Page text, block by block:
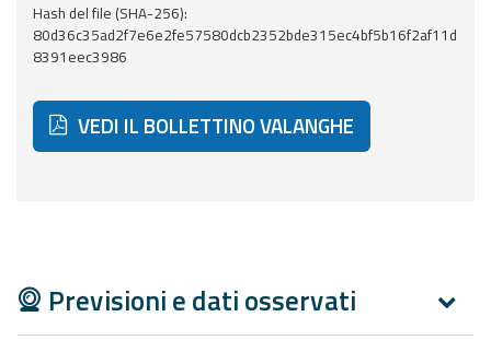
Strumenti
Operativi
Informazioni
utili
Hash del file (SHA-256):
80d36c35ad2f7e6e2fe57580dcb2352bde315ec4bf5b16f2af11d
8391eec3986
VEDI IL BOLLETTINO VALANGHE
Previsioni e dati osservati